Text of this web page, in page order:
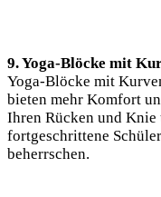
9. Yoga-Blöcke ‌mit
Yoga-Blöcke mit
bieten mehr Komfort
Ihren Rücken und
fortgeschrittene
beherrschen.